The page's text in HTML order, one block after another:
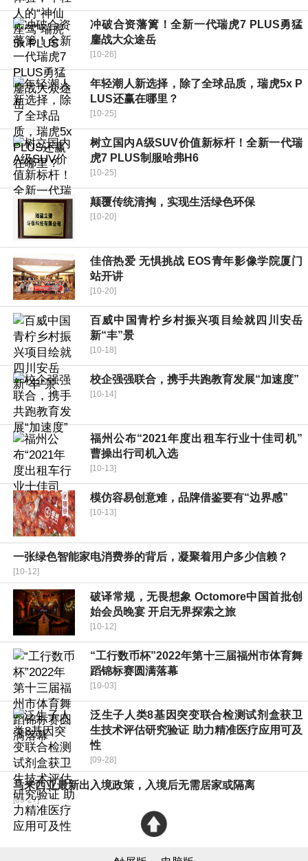
冲破合资藩篱！全新一代瑞虎7 PLUS勇猛
鏖战大众途岳
[10-26]
年轻潮人新选择，除了全球品质，瑞虎5x P
LUS还赢在哪里？
[10-25]
树立国内A级SUV价值新标杆！全新一代瑞
虎7 PLUS制服哈弗H6
[10-25]
颠覆传统清掏，实现生活绿色环保
[10-20]
佳倍热爱 无惧挑战 EOS青年影像学院厦门
站开讲
[10-20]
百威中国青柠乡村振兴项目绘就四川安岳
新“丰”景
[10-18]
校企强强联合，携手共跑教育发展“加速度”
[10-14]
福州公布“2021年度出租车行业十佳司机”
曹操出行司机入选
[10-13]
模仿容易创意难，品牌借鉴要有“边界感”
[10-13]
一张绿色智能家电消费券的背后，凝聚着用户多少信赖？
[10-12]
破译常规，无畏想象 Octomore中国首批创
始会员晚宴 开启无界探索之旅
[10-12]
“工行数币杯”2022年第十三届福州市体育舞
蹈锦标赛圆满落幕
[10-03]
泛生子人类8基因突变联合检测试剂盒获卫
生技术评估研究验证 助力精准医疗应用可及
性
[09-28]
马来西亚最新出入境政策，入境后无需居家或隔离
[09-27]